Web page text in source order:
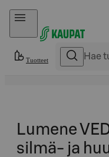
Hyppää sisältöön
Tuotteet
Lumene
silmä- ja